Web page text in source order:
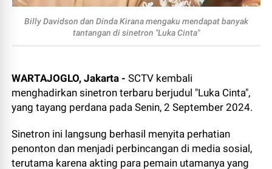
Billy Davidson dan Dinda Kirana mengaku mendapat banyak
tantangan di sinetron "Luka Cinta"
WARTAJOGLO, Jakarta -SCTV kembali
menghadirkan sinetron terbaru berjudul "Luka Cinta",
yang tayang perdana pada Senin, 2 September 2024.
Sinetron ini langsung berhasil menyita perhatian
penonton dan menjadi perbincangan di media sosial,
terutama karena akting para pemain utamanya yang